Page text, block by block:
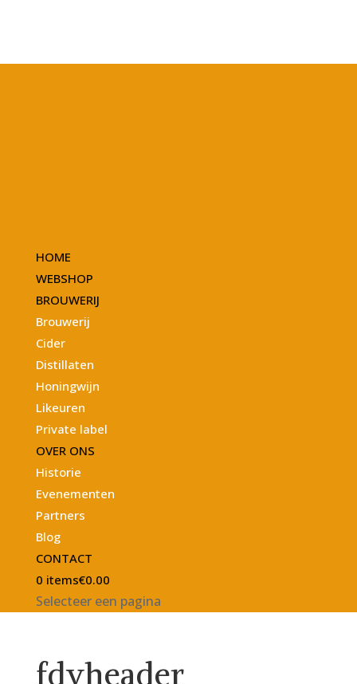
HOME
WEBSHOP
BROUWERIJ
Brouwerij
Cider
Distillaten
Honingwijn
Likeuren
Private label
OVER ONS
Historie
Evenementen
Partners
Blog
CONTACT
0 items€0.00
Selecteer een pagina
fdvheader